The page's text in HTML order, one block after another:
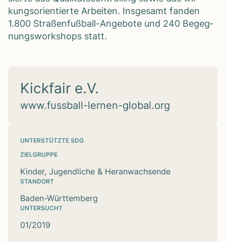
kungs­ori­en­tierte Arbei­ten. Ins­ge­samt fan­den
1.800 Stra­ßen­fuß­ball-Ange­bote und 240 Begeg­
nungs­work­shops statt.
Kickfair e.V.
www.fussball-lernen-global.org
UNTERSTÜTZTE SDG
ZIELGRUPPE
Kinder, Jugendliche & Heranwachsende
STANDORT
Baden-Württemberg
UNTERSUCHT
01/2019